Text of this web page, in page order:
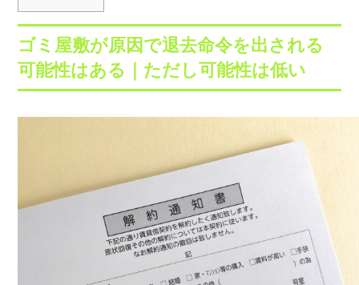
ゴミ屋敷が原因で退去命令を出される
可能性はある｜ただし可能性は低い